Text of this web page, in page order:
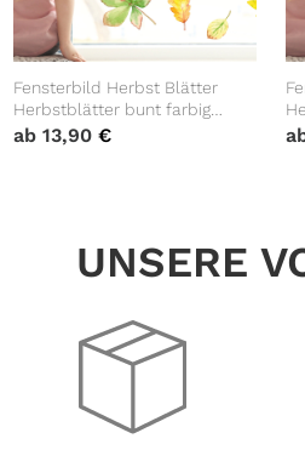
Fensterbild Herbst Blätter
Herbstblätter bunt farbig
wiederverwendbare
ab13,90€
UNSERE